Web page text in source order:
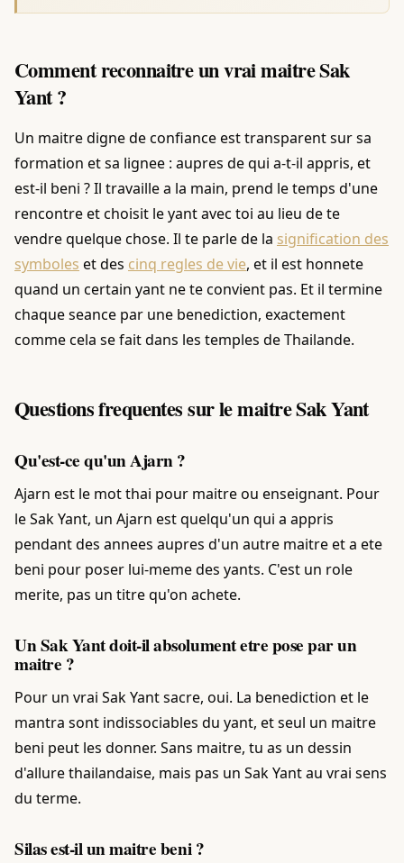
Comment reconnaitre un vrai maitre Sak
Yant ?
Un maitre digne de confiance est transparent sur sa
formation et sa lignee : aupres de qui a-t-il appris, et
est-il beni ? Il travaille a la main, prend le temps d'une
rencontre et choisit le yant avec toi au lieu de te
vendre quelque chose. Il te parle de la signification des
symboles et des cinq regles de vie, et il est honnete
quand un certain yant ne te convient pas. Et il termine
chaque seance par une benediction, exactement
comme cela se fait dans les temples de Thailande.
Questions frequentes sur le maitre Sak Yant
Qu'est-ce qu'un Ajarn ?
Ajarn est le mot thai pour maitre ou enseignant. Pour
le Sak Yant, un Ajarn est quelqu'un qui a appris
pendant des annees aupres d'un autre maitre et a ete
beni pour poser lui-meme des yants. C'est un role
merite, pas un titre qu'on achete.
Un Sak Yant doit-il absolument etre pose par un
maitre ?
Pour un vrai Sak Yant sacre, oui. La benediction et le
mantra sont indissociables du yant, et seul un maitre
beni peut les donner. Sans maitre, tu as un dessin
d'allure thailandaise, mais pas un Sak Yant au vrai sens
du terme.
Silas est-il un maitre beni ?